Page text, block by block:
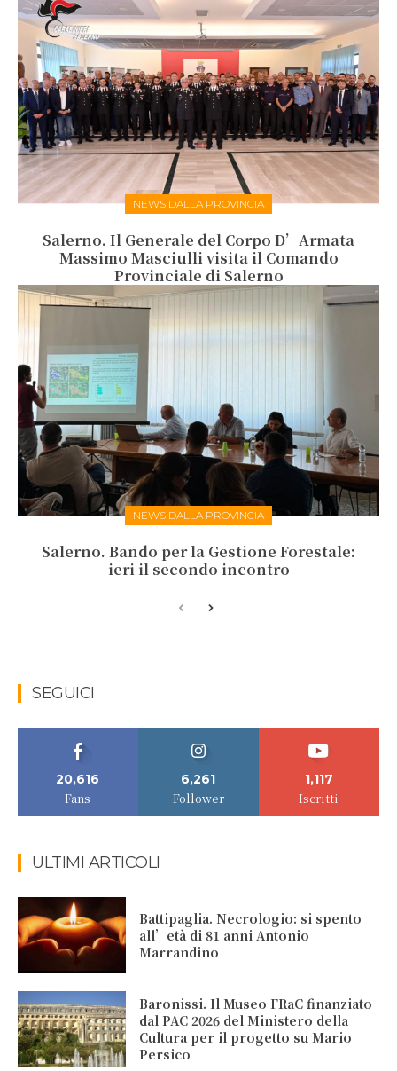
NEWS DALLA PROVINCIA
Salerno. Il Generale del Corpo D’Armata
Massimo Masciulli visita il Comando
Provinciale di Salerno
NEWS DALLA PROVINCIA
Salerno. Bando per la Gestione Forestale:
ieri il secondo incontro
SEGUICI
20,616
Fans
6,261
Follower
1,117
Iscritti
ULTIMI ARTICOLI
Battipaglia. Necrologio: si spento
all’età di 81 anni Antonio
Marrandino
Baronissi. Il Museo FRaC finanziato
dal PAC 2026 del Ministero della
Cultura per il progetto su Mario
Persico